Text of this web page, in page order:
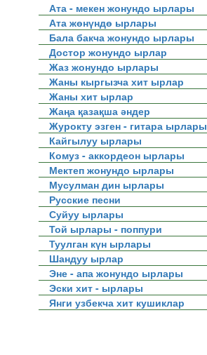
Ата - мекен жонундо ырлары
Ата жөнүндө ырлары
Бала бакча жонундо ырлары
Достор жонундо ырлар
Жаз жонундо ырлары
Жаны кыргызча хит ырлар
Жаны хит ырлар
Жаңа қазақша әндер
Журокту эзген - гитара ырлары
Кайгылуу ырлары
Комуз - аккордеон ырлары
Мектеп жонундо ырлары
Мусулман дин ырлары
Русские песни
Суйуу ырлары
Той ырлары - поппури
Туулган күн ырлары
Шандуу ырлар
Эне - апа жонундо ырлары
Эски хит - ырлары
Янги узбекча хит кушиклар